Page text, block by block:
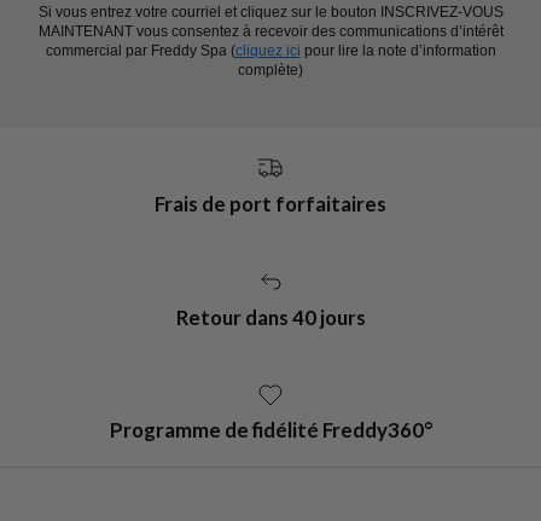
Si vous entrez votre courriel et cliquez sur le bouton INSCRIVEZ-VOUS
MAINTENANT vous consentez à recevoir des communications d’intérêt
commercial par Freddy Spa (cliquez ici pour lire la note d’information
complète)
Frais de port forfaitaires
Retour dans 40 jours
Programme de fidélité Freddy360°